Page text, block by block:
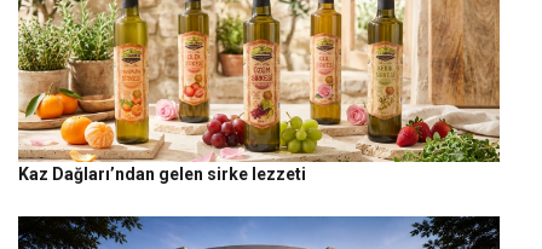
Kaz Dağları’ndan gelen sirke lezzeti